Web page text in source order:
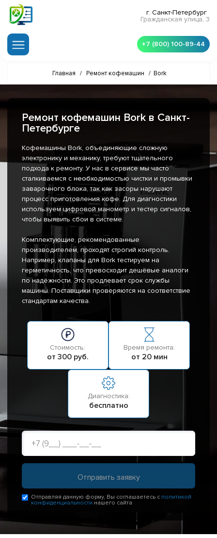
г. Санкт-Петербург
Гражданская улица, 3
+7 (800) 100-89-44
Главная / Ремонт кофемашин / Bork
Ремонт кофемашин Bork в Санкт-
Петербурге
Кофемашины Bork, объединяющие сложную
электронику и механику, требуют тщательного
подхода к ремонту. У нас в сервисе мы часто
сталкиваемся с необходимостью чистки и промывки
заварочного блока, так как засоры нарушают
процесс приготовления кофе. Для диагностики
используем цифровой манометр и тестер сигналов,
чтобы выявить сбои в системе.
Комплектующие, рекомендованные
производителем, проходят строгий контроль.
Например, клапаны для Bork тестируем на
герметичность, что превосходит дешёвые аналоги
по надёжности. Это продлевает срок службы
машины. Поставщики проверяются на соответствие
стандартам качества.
Стоимость:
от 300 руб.
Время ремонта:
от 20 мин
Диагностика:
бесплатно
Отправляя данную форму, Вы соглашаетесь с политикой
конфиденциальности нашего сайта